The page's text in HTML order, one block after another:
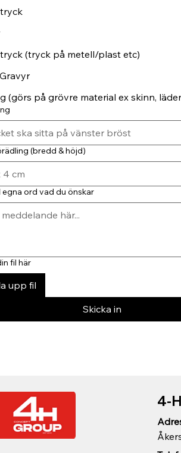
(tryck på metell/plast etc)
(görs på grövre material ex skinn,
(bredd & höjd)
egna ord vad du önskar
fil här
upp fil
Skicka in
4-